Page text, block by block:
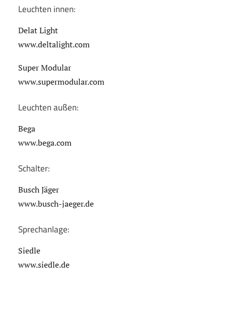
Leuchten innen:
Delat Light
www.deltalight.com
Super Modular
www.supermodular.com
Leuchten außen:
Bega
www.bega.com
Schalter:
Busch Jäger
www.busch-jaeger.de
Sprechanlage:
Siedle
www.siedle.de